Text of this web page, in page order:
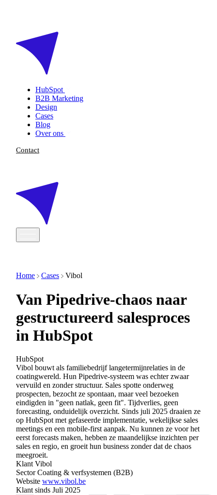
HubSpot
B2B Marketing
Design
Cases
Blog
Over ons
Contact
Home Cases Vibol
Van Pipedrive-chaos naar
gestructureerd salesproces
in HubSpot
HubSpot
Vibol bouwt als familiebedrijf langetermijnrelaties in de
coatingwereld. Hun Pipedrive-systeem was echter zwaar
vervuild en zonder structuur. Sales spotte onderweg
prospecten, bezocht ze spontaan, maar veel bezoeken
eindigden in "geen natlak, geen fit". Tijdverlies, geen
forecasting, onduidelijk overzicht. Sinds juli 2025 draaien ze
op HubSpot met gefaseerde implementatie, wekelijkse sales
meetings en een mobile-first aanpak. Nu kunnen ze voor het
eerst forecasts maken, hebben ze maandelijkse inzichten per
sales en regio, en groeit hun business zonder dat de chaos
meegroeit.
Klant Vibol
Sector Coating & verfsystemen (B2B)
Website www.vibol.be
Klant sinds Juli 2025